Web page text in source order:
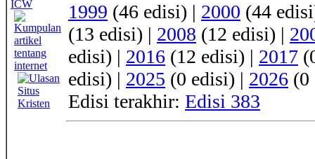
1999 (46 edisi) | 2000 (44
(13 edisi) | 2008 (12 edisi) |
edisi) | 2016 (12 edisi) | 2017
edisi) | 2025 (0 edisi) | 2026 (0
Edisi terakhir: Edisi 383